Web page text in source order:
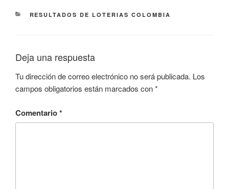
CATEGORÍAS
RESULTADOS DE LOTERIAS COLOMBIA
Deja una respuesta
Tu dirección de correo electrónico no será publicada. Los
campos obligatorios están marcados con*
Comentario*